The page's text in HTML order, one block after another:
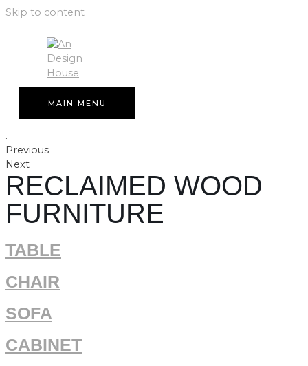
Skip to content
MAIN MENU
.
Previous
Next
RECLAIMED WOOD
FURNITURE
TABLE
CHAIR
SOFA
CABINET